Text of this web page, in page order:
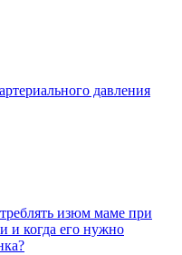
давления
изюм маме при
и когда его нужно